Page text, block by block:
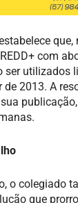
com
ser utilizados
de 2013. A
o colegiado
que